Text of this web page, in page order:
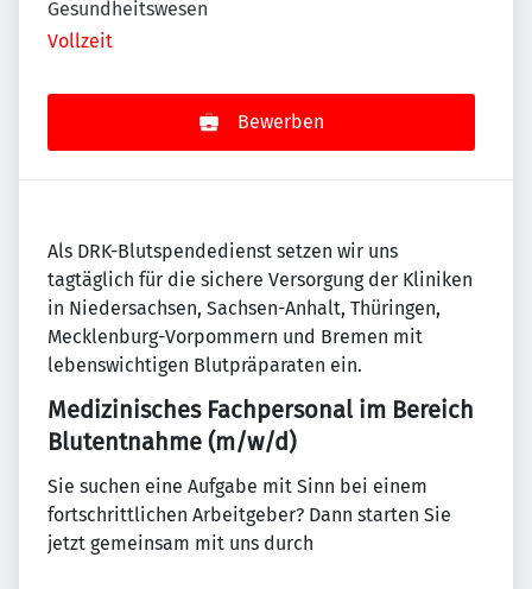
Gesundheitswesen
Vollzeit
Bewerben
Als DRK-Blutspendedienst setzen wir uns
tagtäglich für die sichere Versorgung der Kliniken
in Niedersachsen, Sachsen-Anhalt, Thüringen,
Mecklenburg-Vorpommern und Bremen mit
lebenswichtigen Blutpräparaten ein.
Medizinisches Fachpersonal im Bereich
Blutentnahme (m/w/d)
Sie suchen eine Aufgabe mit Sinn bei einem
fortschrittlichen Arbeitgeber? Dann starten Sie
jetzt gemeinsam mit uns durch